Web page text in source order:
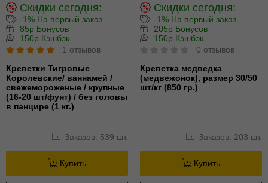
Скидки сегодня:
-1% На первый заказ
85р Бонусов
150р Кэшбэк
1 отзывов
Креветки Тигровые
Королевские/ ваннамей /
свежемороженые / крупные
(16-20 шт/фунт) / без головы
в панцире (1 кг.)
Заказов: 539 шт.
Купить
Скидки сегодня:
-1% На первый заказ
205р Бонусов
150р Кэшбэк
0 отзывов
Креветка медведка
(медвежонок), размер 30/50
шт/кг (850 гр.)
Заказов: 203 шт.
Купить